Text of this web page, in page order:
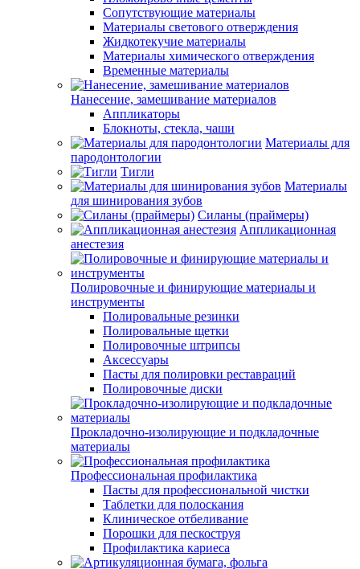
Сопутствующие материалы
Материалы светового отверждения
Жидкотекучие материалы
Материалы химического отверждения
Временные материалы
Нанесение, замешивание материалов
Аппликаторы
Блокноты, стекла, чаши
Материалы для
пародонтологии
Тигли
Материалы
для шинирования зубов
Силаны (праймеры)
Аппликационная
анестезия
Полировочные и финирующие материалы и
инструменты
Полировальные резинки
Полировальные щетки
Полировочные штрипсы
Аксессуары
Пасты для полировки реставраций
Полировочные диски
Прокладочно-изолирующие и подкладочные
материалы
Профессиональная профилактика
Пасты для профессиональной чистки
Таблетки для полоскания
Клиническое отбеливание
Порошки для пескоструя
Профилактика кариеса